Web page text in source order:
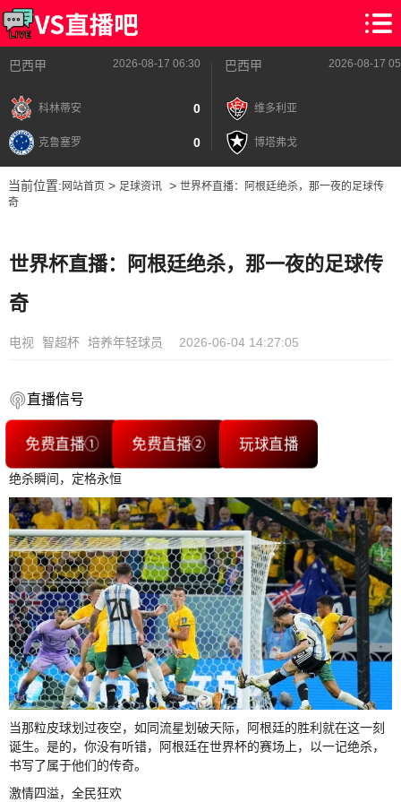
巴西甲 2026-08-17 06:30
科林蒂安 0
克鲁塞罗 0
巴西甲 2026-08-17
维多利亚
博塔弗戈
当前位置: 网站首页> 足球资讯> 世界杯直播：阿根廷绝杀，那一夜的足球传
奇
世界杯直播：阿根廷绝杀，那一夜的足球传
奇
电视 智超杯 培养年轻球员 2026-06-04 14:27:05
直播信号
免费直播① 免费直播② 玩球直播
绝杀瞬间，定格永恒
当那粒皮球划过夜空，如同流星划破天际，阿根廷的胜利就在这一刻
诞生。是的，你没有听错，阿根廷在世界杯的赛场上，以一记绝杀，
书写了属于他们的传奇。
激情四溢，全民狂欢